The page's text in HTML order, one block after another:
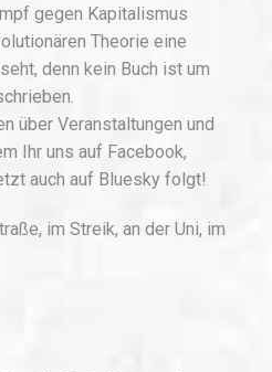
gegen Kapitalismus
Theorie eine
denn kein Buch ist um
über Veranstaltungen und
Ihr uns auf Facebook,
auch auf Bluesky folgt!
im Streik, an der Uni, im